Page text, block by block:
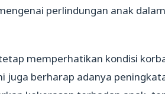
perlindungan anak
memperhatikan kondisi
juga berharap adanya